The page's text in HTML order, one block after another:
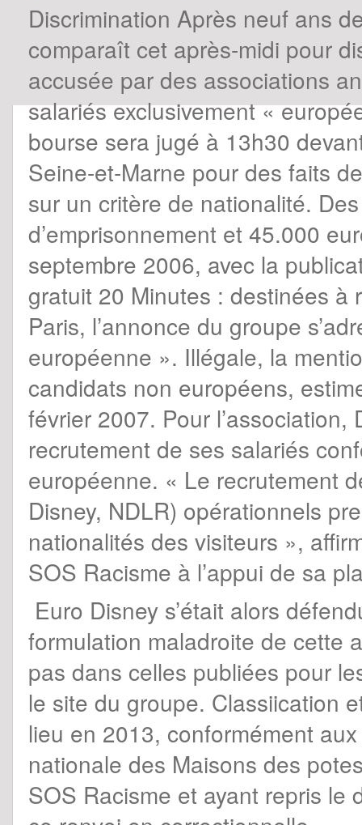
Discrimination Après neuf ans
comparaît cet après-midi pour
accusée par des associations
salariés exclusivement «
bourse sera jugé à 13h30
Seine-et-Marne pour des faits
sur un critère de nationalité.
d’emprisonnement et 45.000
septembre 2006, avec la
gratuit 20 Minutes : destinées à
Paris, l’annonce du groupe
européenne ». Illégale, la
candidats non européens,
février 2007. Pour
recrutement de ses salariés
européenne. « Le recrutement
Disney, NDLR) opérationnels
nationalités des visiteurs »,
SOS Racisme à l’appui de sa
Euro Disney s’était alors
formulation maladroite de cette
pas dans celles publiées pour
le site du groupe. Classiication
lieu en 2013, conformément
nationale des Maisons des
SOS Racisme et ayant repris le